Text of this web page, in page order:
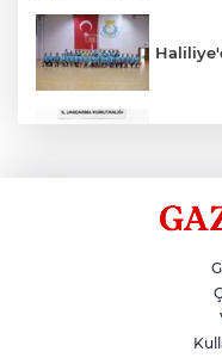
Hikmet